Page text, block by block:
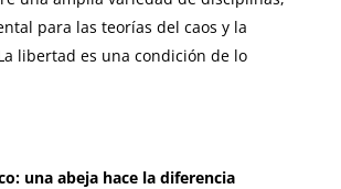
para las teorías del caos y la
libertad es una condición de lo
una abeja hace la diferencia